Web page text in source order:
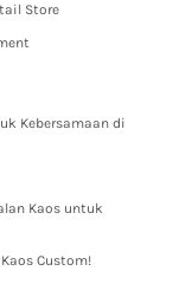
Store
Kebersamaan di
Kaos untuk
Custom!